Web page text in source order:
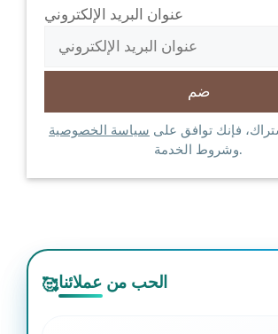
عنوان البريد الإلكتروني
فإنك توافق على سياسة الخصوصية
وشروط الخدمة.
🥰الحب من عملائنا